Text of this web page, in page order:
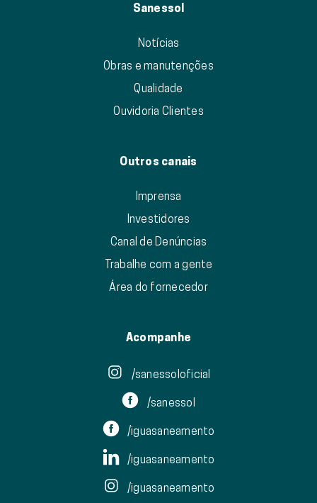
Sanessol
Notícias
Obras e manutenções
Qualidade
Ouvidoria Clientes
Outros canais
Imprensa
Investidores
Canal de Denúncias
Trabalhe com a gente
Área do fornecedor
Acompanhe
/sanessoloficial
/sanessol
/iguasaneamento
/iguasaneamento
/iguasaneamento